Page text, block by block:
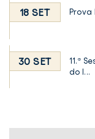
18 SET
30 SET
11.ª
do I...